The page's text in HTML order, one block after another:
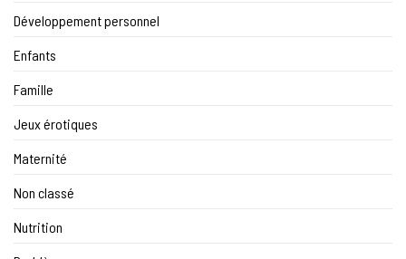
Développement personnel
Enfants
Famille
Jeux érotiques
Maternité
Non classé
Nutrition